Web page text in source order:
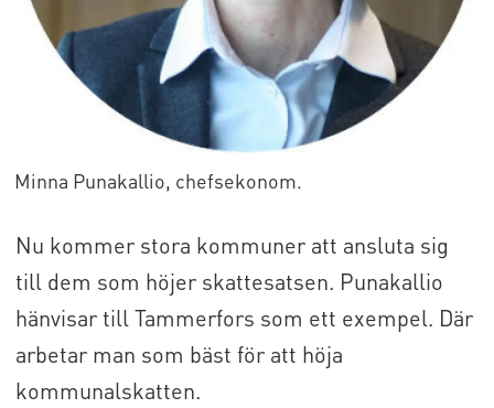
Minna Punakallio, chefsekonom.
Nu kommer stora kommuner att ansluta sig
till dem som höjer skattesatsen. Punakallio
hänvisar till Tammerfors som ett exempel. Där
arbetar man som bäst för att höja
kommunalskatten.